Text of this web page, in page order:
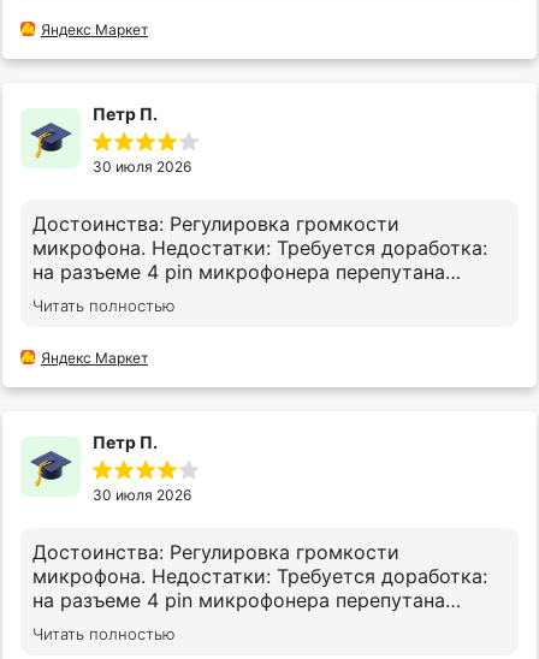
местами.
Яндекс Маркет
Петр П.
30 июля 2026
Достоинства: Регулировка громкости
микрофона. Недостатки: Требуется доработка:
на разъеме 4 pin микрофонера перепутана
полярность. Для того, чтобы микрофон
местами.
Читать полностью
Яндекс Маркет
Петр П.
30 июля 2026
Достоинства: Регулировка громкости
микрофона. Недостатки: Требуется доработка:
на разъеме 4 pin микрофонера перепутана
полярность. Для того, чтобы микрофон
Читать полностью